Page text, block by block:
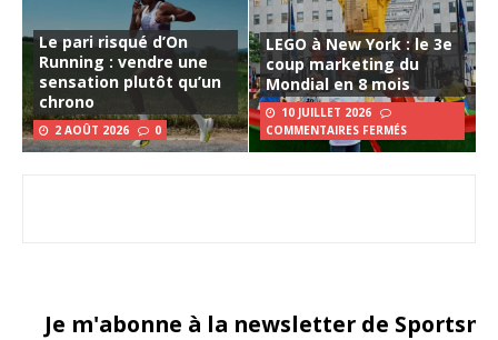
Le pari risqué d’On
Running : vendre une
sensation plutôt qu’un
chrono
2 AOÛT 2026 0
LEGO à New York : le 3e
coup marketing du
Mondial en 8 mois
10 JUILLET 2026
COMMENTAIRES FERMÉS
Je m'abonne à la newsletter de